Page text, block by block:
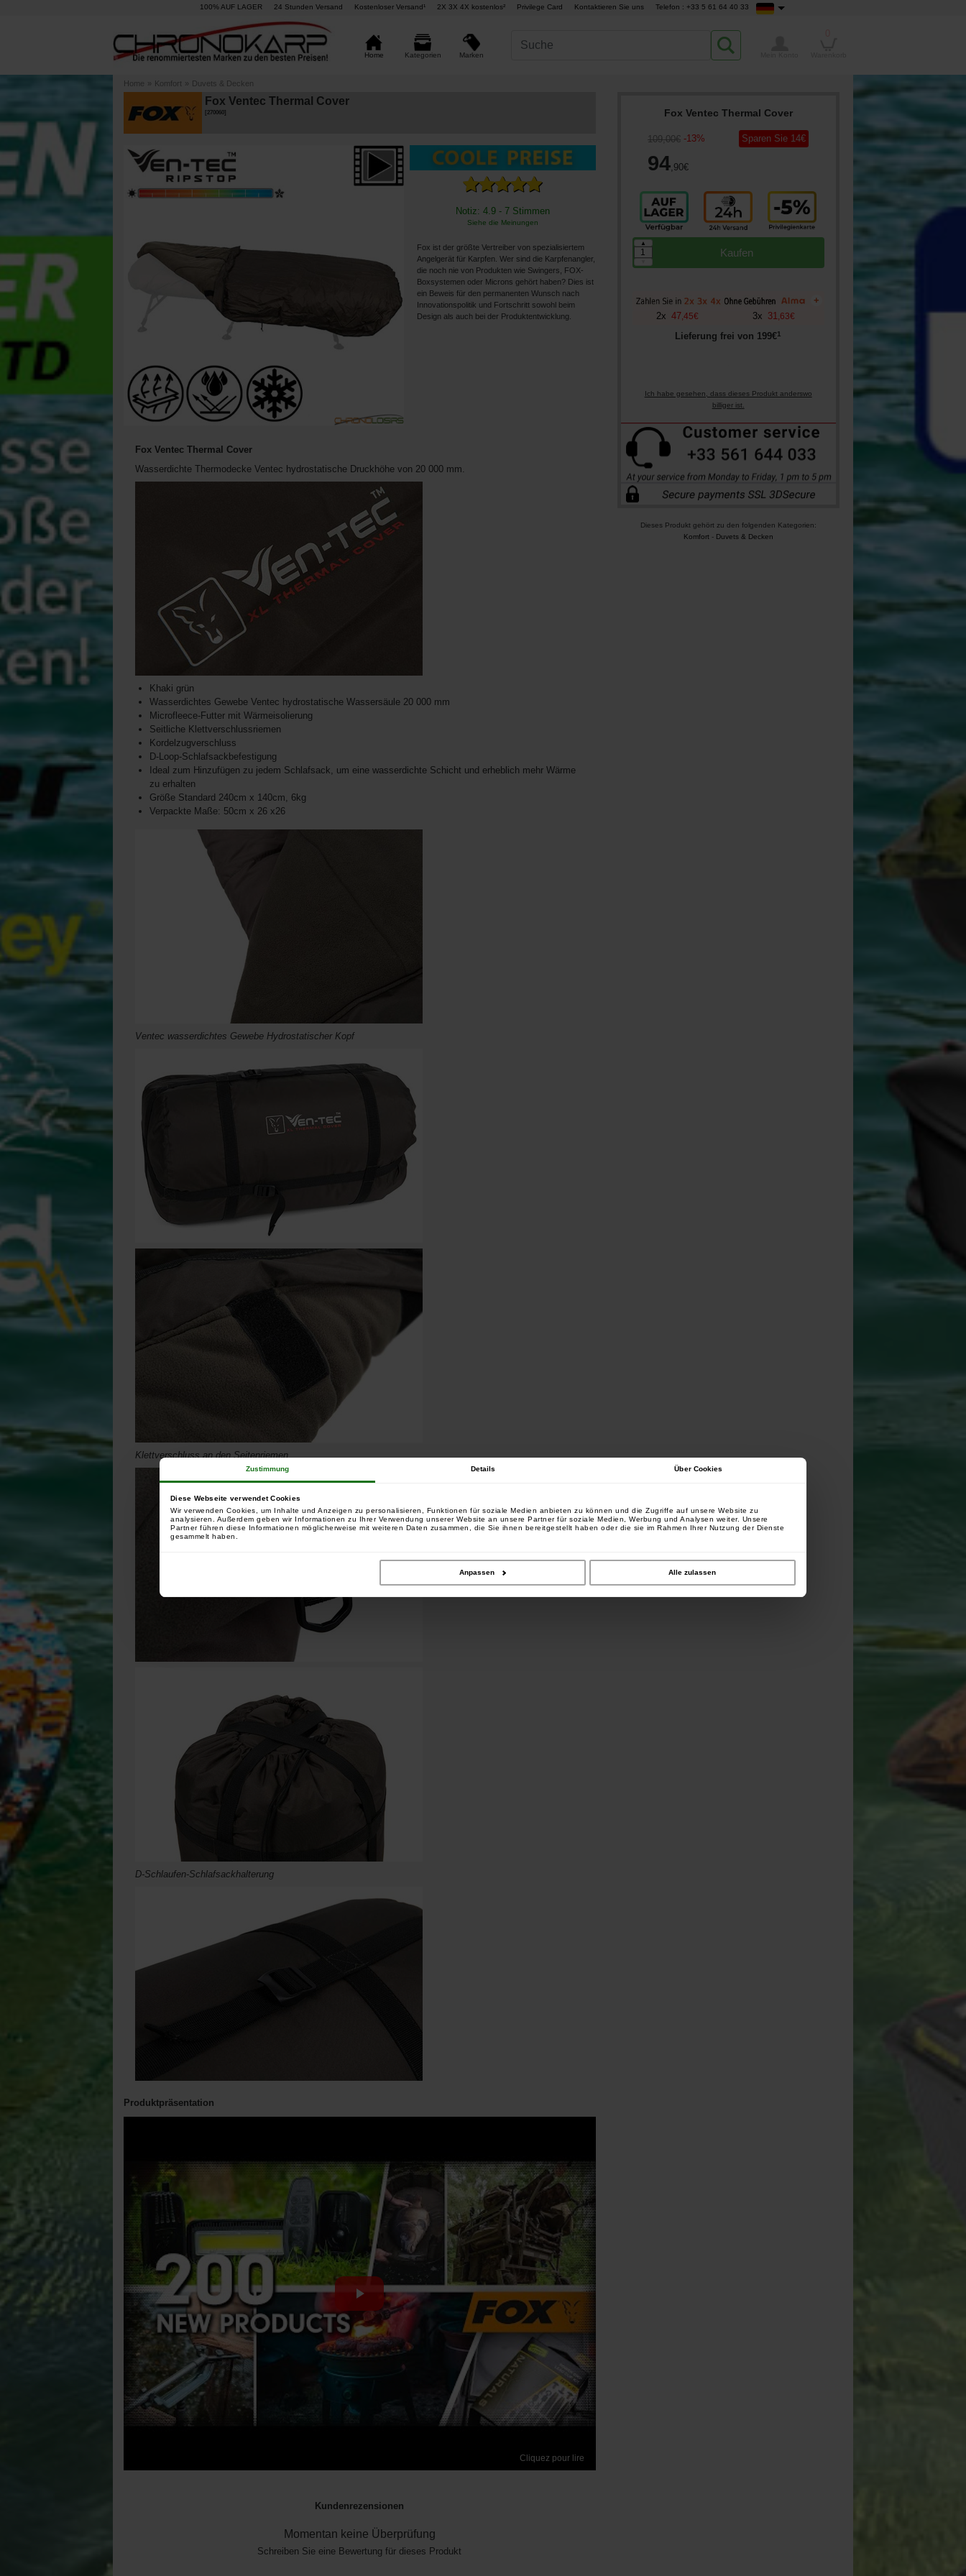
Zustimmung Details Über Cookies
Diese Webseite verwendet Cookies
Wir verwenden Cookies, um Inhalte und Anzeigen zu personalisieren, Funktionen für soziale Medien anbieten zu können und die Zugriffe auf unsere Website zu
analysieren. Außerdem geben wir Informationen zu Ihrer Verwendung unserer Website an unsere Partner für soziale Medien, Werbung und Analysen weiter. Unsere
Partner führen diese Informationen möglicherweise mit weiteren Daten zusammen, die Sie ihnen bereitgestellt haben oder die sie im Rahmen Ihrer Nutzung der Dienste
gesammelt haben.
Anpassen Alle zulassen
100% AUF LAGER 24 Stunden Versand Kostenloser Versand¹ 2X 3X 4X kostenlos² Privilege Card Kontaktieren Sie uns Telefon : +33 5 61 64 40 33
Home Kategorien Marken
Home » Komfort » Duvets & Decken
Fox Ventec Thermal Cover
270060]
Notiz: 4.9 - 7 Stimmen
Siehe die Meinungen
Fox ist der größte Vertreiber von spezialisiertem
Angelgerät für Karpfen. Wer sind die Karpfenangler,
die noch nie von Produkten wie Swingers, FOX-
Boxsystemen oder Microns gehört haben? Dies ist
ein Beweis für den permanenten Wunsch nach
Innovationspolitik und Fortschritt sowohl beim
Design als auch bei der Produktentwicklung.
Fox Ventec Thermal Cover
109,00€ -13%
94,90€
Sparen Sie 14€
Kaufen
▲
+
2x 47 ,45€ 3x 31 63€
Lieferung frei von 199€1
Ich habe gesehen, dass dieses Produkt anderswo
billiger ist.
Dieses Produkt gehört zu den folgenden Kategorien:
Komfort- Duvets & Decken
Fox Ventec Thermal Cover
Wasserdichte Thermodecke Ventec hydrostatische Druckhöhe von 20 000 mm.
Khaki grün
Wasserdichtes Gewebe Ventec hydrostatische Wassersäule 20 000 mm
Microfleece-Futter mit Wärmeisolierung
Seitliche Klettverschlussriemen
Kordelzugverschluss
D-Loop-Schlafsackbefestigung
Ideal zum Hinzufügen zu jedem Schlafsack, um eine wasserdichte Schicht und erheblich mehr Wärme
zu erhalten
Größe Standard 240cm x 140cm, 6kg
Verpackte Maße: 50cm x 26 x26
Ventec wasserdichtes Gewebe Hydrostatischer Kopf
Klettverschluss an den Seitenriemen
D-Schlaufen-Schlafsackhalterung
Produktpräsentation
Cliquez pour lire
Kundenrezensionen
Momentan keine Überprüfung
Schreiben Sie eine Bewertung für dieses Produkt